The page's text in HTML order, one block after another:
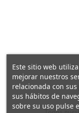
Este sitio web
mejorar nuestros
relacionada con
sus hábitos de
sobre su uso pulse